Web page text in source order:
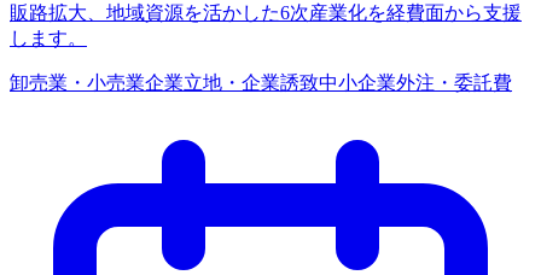
販路拡大、地域資源を活かした6次産業化を経費面から支援
します。
卸売業・小売業企業立地・企業誘致中小企業外注・委託費